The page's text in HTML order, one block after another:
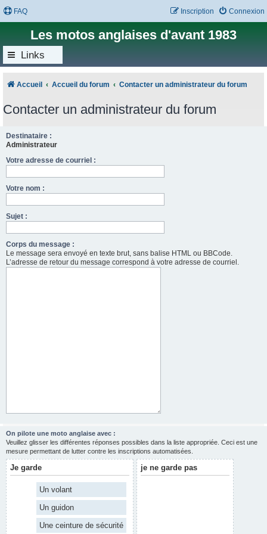
FAQ Connexion
Inscription
Les motos anglaises d'avant 1983
Links
Accueil Accueil du forum Contacter un administrateur du forum
Contacter un administrateur du forum
Destinataire :
Administrateur
Votre adresse de courriel :
Votre nom :
Sujet :
Corps du message :
Le message sera envoyé en texte brut, sans balise HTML ou BBCode.
L’adresse de retour du message correspond à votre adresse de courriel.
On pilote une moto anglaise avec :
Veuillez glisser les différentes réponses possibles dans la liste appropriée. Ceci est une
mesure permettant de lutter contre les inscriptions automatisées.
Je garde
Un volant
Un guidon
Une ceinture de sécurité
je ne garde pas